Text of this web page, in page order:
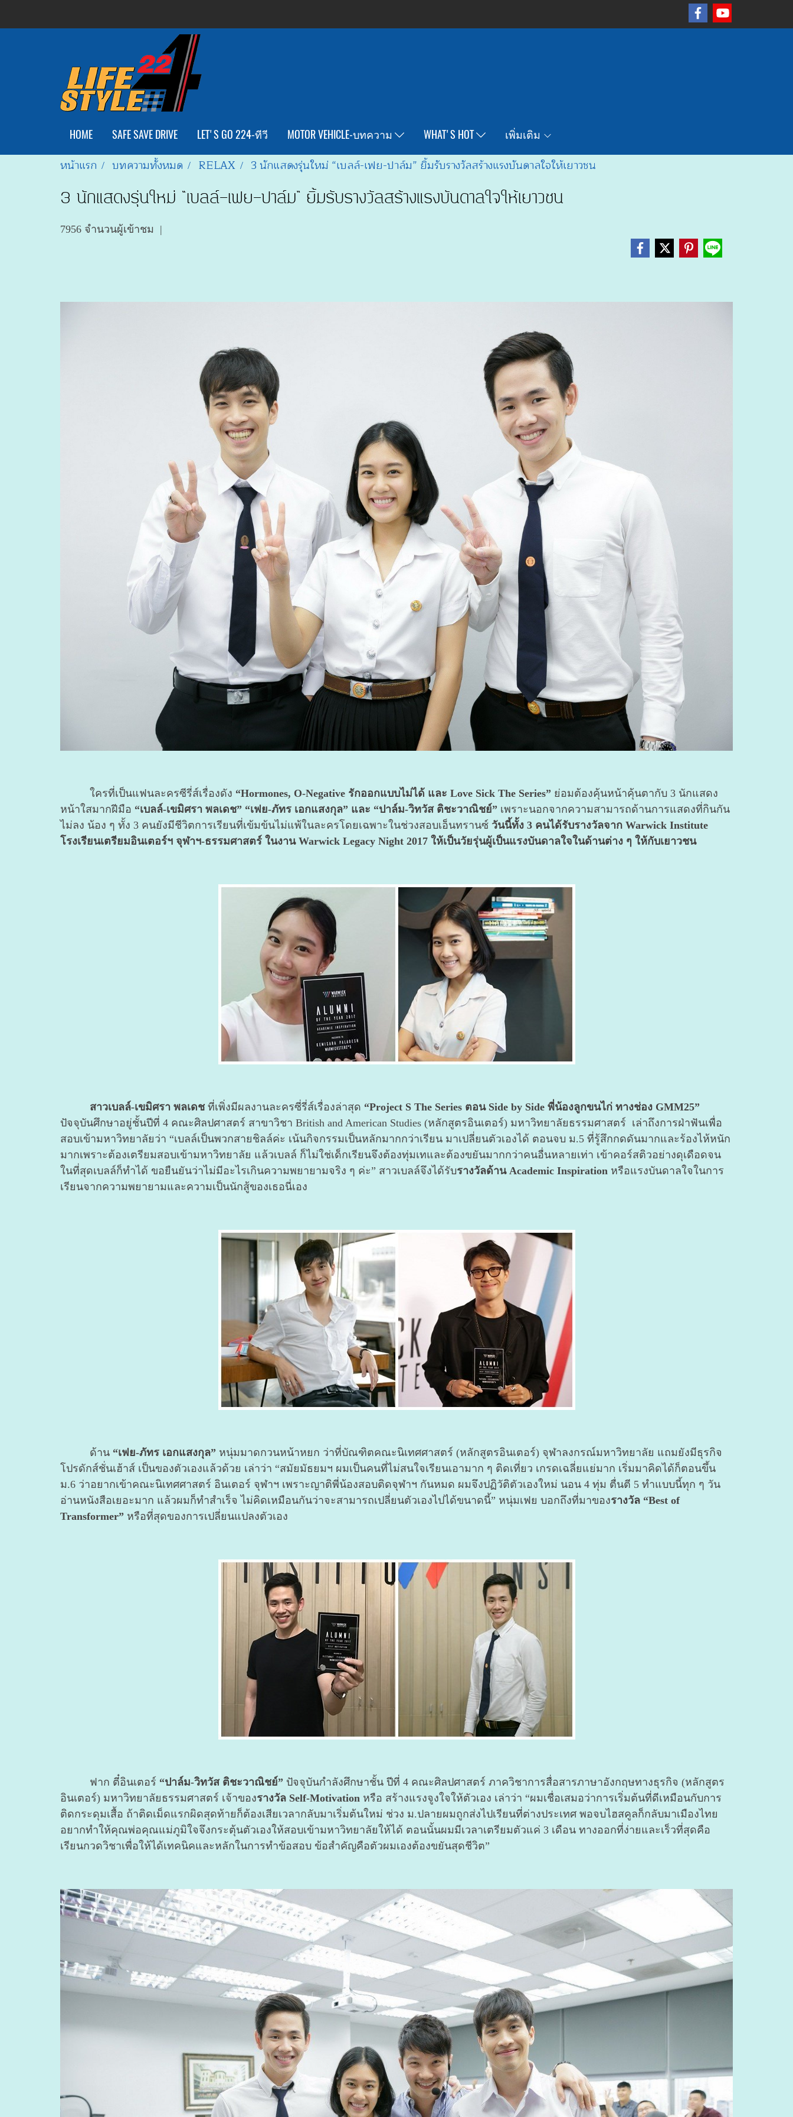
HOME SAFE SAVE DRIVE LET'S GO 224-ทีวี MOTOR VEHICLE-บทความ WHAT'S HOT เพิ่มเติม
หน้าแรก บทความทั้งหมด RELAX 3 นักแสดงรุ่นใหม่ “เบลล์-เฟย-ปาล์ม” ยิ้มรับรางวัลสร้างแรงบันดาลใจให้เยาวชน
3 นักแสดงรุ่นใหม่ “เบลล์-เฟย-ปาล์ม” ยิ้มรับรางวัลสร้างแรงบันดาลใจให้เยาวชน
7956 จำนวนผู้เข้าชม |
ใครที่เป็นแฟนละครซีรี่ส์เรื่องดัง “Hormones, O-Negative รักออกแบบไม่ได้ และ Love Sick The Series” ย่อมต้องคุ้นหน้าคุ้นตากับ 3 นักแสดง
หน้าใสมากฝีมือ “เบลล์-เขมิศรา พลเดช” “เฟย-ภัทร เอกแสงกุล” และ “ปาล์ม-วิทวัส ติชะวาณิชย์” เพราะนอกจากความสามารถด้านการแสดงที่กินกัน
ไม่ลง น้อง ๆ ทั้ง 3 คนยังมีชีวิตการเรียนที่เข้มข้นไม่แพ้ในละครโดยเฉพาะในช่วงสอบเอ็นทรานซ์ วันนี้ทั้ง 3 คนได้รับรางวัลจาก Warwick Institute
โรงเรียนเตรียมอินเตอร์ฯ จุฬาฯ-ธรรมศาสตร์ ในงาน Warwick Legacy Night 2017 ให้เป็นวัยรุ่นผู้เป็นแรงบันดาลใจในด้านต่าง ๆ ให้กับเยาวชน
สาวเบลล์-เขมิศรา พลเดชที่เพิ่งมีผลงานละครซี่รี่ส์เรื่องล่าสุด “Project S The Series ตอน Side by Side พี่น้องลูกขนไก่ ทางช่อง GMM25”
ปัจจุบันศึกษาอยู่ชั้นปีที่ 4 คณะศิลปศาสตร์ สาขาวิชา British and American Studies (หลักสูตรอินเตอร์) มหาวิทยาลัยธรรมศาสตร์ เล่าถึงการฝ่าฟันเพื่อ
สอบเข้ามหาวิทยาลัยว่า “เบลล์เป็นพวกสายชิลล์ค่ะ เน้นกิจกรรมเป็นหลักมากกว่าเรียน มาเปลี่ยนตัวเองได้ ตอนจบ ม.5 ที่รู้สึกกดดันมากและร้องไห้หนัก
มากเพราะต้องเตรียมสอบเข้ามหาวิทยาลัย แล้วเบลล์ ก็ไม่ใช่เด็กเรียนจึงต้องทุ่มเทและต้องขยันมากกว่าคนอื่นหลายเท่า เข้าคอร์สติวอย่างดุเดือดจน
ในที่สุดเบลล์ก็ทำได้ ขอยืนยันว่าไม่มีอะไรเกินความพยายามจริง ๆ ค่ะ” สาวเบลล์จึงได้รับรางวัลด้าน Academic Inspiration หรือแรงบันดาลใจในการ
เรียนจากความพยายามและความเป็นนักสู้ของเธอนี่เอง
ด้าน “เฟย-ภัทร เอกแสงกุล” หนุ่มมาดกวนหน้าหยก ว่าที่บัณฑิตคณะนิเทศศาสตร์ (หลักสูตรอินเตอร์) จุฬาลงกรณ์มหาวิทยาลัย แถมยังมีธุรกิจ
โปรดักส์ชั่นเฮ้าส์ เป็นของตัวเองแล้วด้วย เล่าว่า “สมัยมัธยมฯ ผมเป็นคนที่ไม่สนใจเรียนเอามาก ๆ ติดเที่ยว เกรดเฉลี่ยแย่มาก เริ่มมาคิดได้ก็ตอนขึ้น
ม.6 ว่าอยากเข้าคณะนิเทศศาสตร์ อินเตอร์ จุฬาฯ เพราะญาติพี่น้องสอบติดจุฬาฯ กันหมด ผมจึงปฏิวัติตัวเองใหม่ นอน 4 ทุ่ม ตื่นตี 5 ทำแบบนี้ทุก ๆ วัน
อ่านหนังสือเยอะมาก แล้วผมก็ทำสำเร็จ ไม่คิดเหมือนกันว่าจะสามารถเปลี่ยนตัวเองไปได้ขนาดนี้” หนุ่มเฟย บอกถึงที่มาของรางวัล “Best of
Transformer” หรือที่สุดของการเปลี่ยนแปลงตัวเอง
ฟาก ตี๋อินเตอร์ “ปาล์ม-วิทวัส ติชะวาณิชย์” ปัจจุบันกำลังศึกษาชั้น ปีที่ 4 คณะศิลปศาสตร์ ภาควิชาการสื่อสารภาษาอังกฤษทางธุรกิจ (หลักสูตร
อินเตอร์) มหาวิทยาลัยธรรมศาสตร์ เจ้าของรางวัล Self-Motivation หรือ สร้างแรงจูงใจให้ตัวเอง เล่าว่า “ผมเชื่อเสมอว่าการเริ่มต้นที่ดีเหมือนกับการ
ติดกระดุมเสื้อ ถ้าติดเม็ดแรกผิดสุดท้ายก็ต้องเสียเวลากลับมาเริ่มต้นใหม่ ช่วง ม.ปลายผมถูกส่งไปเรียนที่ต่างประเทศ พอจบไฮสคูลก็กลับมาเมืองไทย
อยากทำให้คุณพ่อคุณแม่ภูมิใจจึงกระตุ้นตัวเองให้สอบเข้ามหาวิทยาลัยให้ได้ ตอนนั้นผมมีเวลาเตรียมตัวแค่ 3 เดือน ทางออกที่ง่ายและเร็วที่สุดคือ
เรียนกวดวิชาเพื่อให้ได้เทคนิคและหลักในการทำข้อสอบ ข้อสำคัญคือตัวผมเองต้องขยันสุดชีวิต”